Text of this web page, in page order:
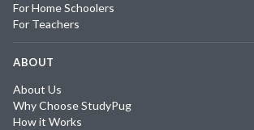
For Home Schoolers
For Teachers
ABOUT
About Us
Why Choose StudyPug
How it Works